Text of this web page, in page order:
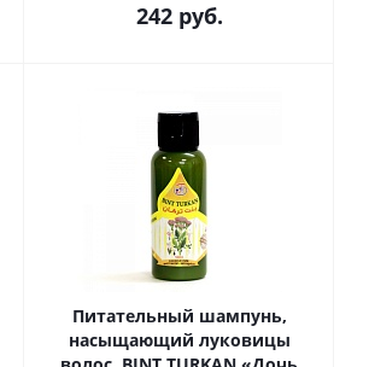
242руб.
Питательный шампунь,
насыщающий луковицы